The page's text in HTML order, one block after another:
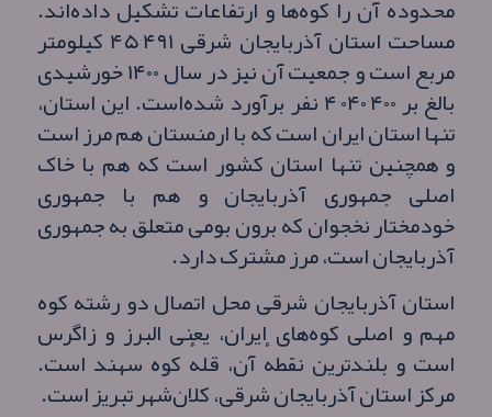
محدودهٔ آن را کوه‌ها و ارتفاعات تشکیل داده‌اند.
مساحت استان آذربایجان شرقی ۴۵٬۴۹۱ کیلومتر
مربع است و جمعیت آن نیز در سال ۱۴۰۰ خورشیدی
بالغ بر ۴٬۰۴۰٬۴۰۰ نفر برآورد شده‌است. این استان،
تنها استان ایران است که با ارمنستان هم‌ مرز است
و همچنین تنها استان کشور است که هم با خاک
اصلی جمهوری آذربایجان و هم با جمهوری
خودمختار نخجوان که برون بومی متعلق به جمهوری
آذربایجان است، مرز مشترک دارد.
استان آذربایجان شرقی محل اتصال دو رشته کوه
مهم و اصلی کوه‌های ایران، یعنی البرز و زاگرس
است و بلندترین نقطهٔ آن، قلهٔ کوه سهند است.
مرکز استان آذربایجان شرقی، کلان‌شهر تبریز است.